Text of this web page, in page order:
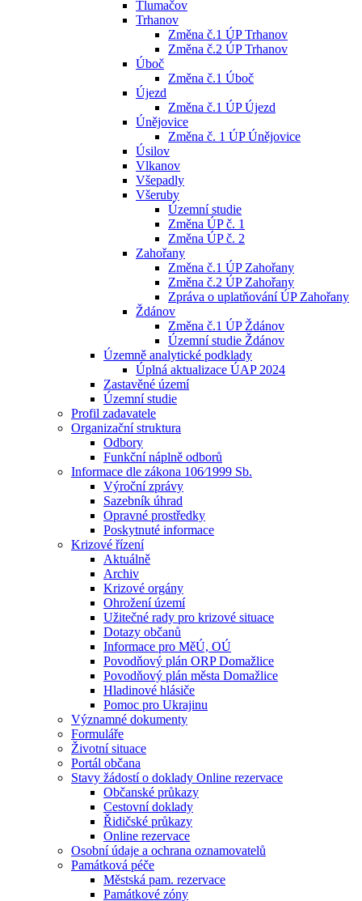
Tlumačov
Trhanov
Změna č.1 ÚP Trhanov
Změna č.2 ÚP Trhanov
Úboč
Změna č.1 Úboč
Újezd
Změna č.1 ÚP Újezd
Únějovice
Změna č. 1 ÚP Únějovice
Úsilov
Vlkanov
Všepadly
Všeruby
Územní studie
Změna ÚP č. 1
Změna ÚP č. 2
Zahořany
Změna č.1 ÚP Zahořany
Změna č.2 ÚP Zahořany
Zpráva o uplatňování ÚP Zahořany
Ždánov
Změna č.1 ÚP Ždánov
Územní studie Ždánov
Územně analytické podklady
Úplná aktualizace ÚAP 2024
Zastavěné území
Územní studie
Profil zadavatele
Organizační struktura
Odbory
Funkční náplně odborů
Informace dle zákona 106⁄1999 Sb.
Výroční zprávy
Sazebník úhrad
Opravné prostředky
Poskytnuté informace
Krizové řízení
Aktuálně
Archiv
Krizové orgány
Ohrožení území
Užitečné rady pro krizové situace
Dotazy občanů
Informace pro MěÚ, OÚ
Povodňový plán ORP Domažlice
Povodňový plán města Domažlice
Hladinové hlásiče
Pomoc pro Ukrajinu
Významné dokumenty
Formuláře
Životní situace
Portál občana
Stavy žádostí o doklady Online rezervace
Občanské průkazy
Cestovní doklady
Řidičské průkazy
Online rezervace
Osobní údaje a ochrana oznamovatelů
Památková péče
Městská pam. rezervace
Památkové zóny